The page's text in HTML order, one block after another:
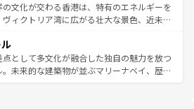
いたい。どの地域を訪れてもあたたかい人々
えてくれるので、きっと忘れられない旅にな
。
れ合い、南部ではプーケットやクラビの美し
ゾート気分を楽しむことができる。タイ料理
一年中温暖で、どの季節にも異なる楽しみ
。親しみやすいタイの人々、仏教を中心とし
て多様な観光資源が、訪れる旅人を魅了し続
の文化が交わる香港は、特有のエネルギーを
ヴィクトリア湾に広がる壮大な景色、近未来
ても感動するはず。観光スポットが密集し
よく見どころを回れるのも魅力。息をのむよ
文化的な体験まで、香港を存分に楽しみ尽く
点として多文化が融合した独自の魅力を放つ
。未来的な建築物が並ぶマリーナベイ、歴史